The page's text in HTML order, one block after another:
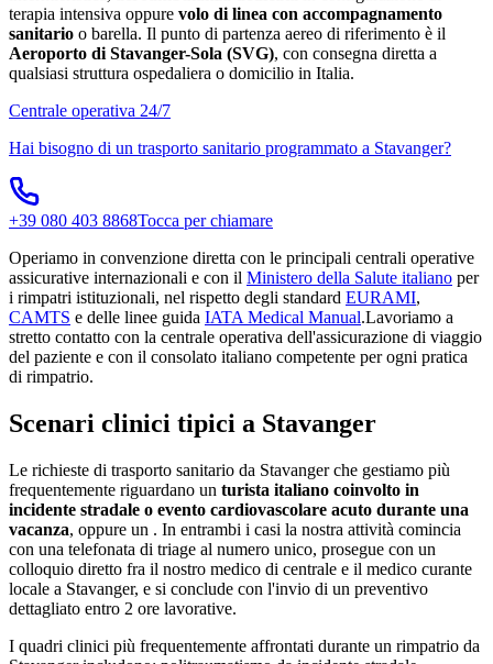
terapia intensiva oppure volo di linea con accompagnamento
sanitario o barella. Il punto di partenza aereo di riferimento è il
Aeroporto di Stavanger-Sola (SVG), con consegna diretta a
qualsiasi struttura ospedaliera o domicilio in Italia.
Centrale operativa 24/7
Hai bisogno di un trasporto sanitario programmato a Stavanger?
+39 080 403 8868Tocca per chiamare
Operiamo in convenzione diretta con le principali centrali operative
assicurative internazionali e con il Ministero della Salute italiano per
i rimpatri istituzionali, nel rispetto degli standard EURAMI,
CAMTS e delle linee guida IATA Medical Manual.Lavoriamo a
stretto contatto con la centrale operativa dell'assicurazione di viaggio
del paziente e con il consolato italiano competente per ogni pratica
di rimpatrio.
Scenari clinici tipici a Stavanger
Le richieste di trasporto sanitario da Stavangerche gestiamo più
frequentemente riguardano un turista italiano coinvolto in
incidente stradale o evento cardiovascolare acuto durante una
vacanza, oppure un . In entrambi i casi la nostra attività comincia
con una telefonata di triage al numero unico, prosegue con un
colloquio diretto fra il nostro medico di centrale e il medico curante
locale a Stavanger, e si conclude con l'invio di un preventivo
dettagliato entro 2 ore lavorative.
I quadri clinici più frequentemente affrontati durante un rimpatrio da